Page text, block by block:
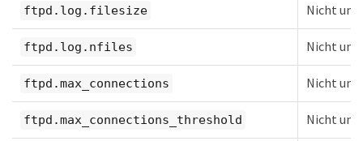
ftpd.log.filesize Nicht
ftpd.log.nfiles Nicht
ftpd.max_connections Nicht
ftpd.max_connections_threshold Nicht